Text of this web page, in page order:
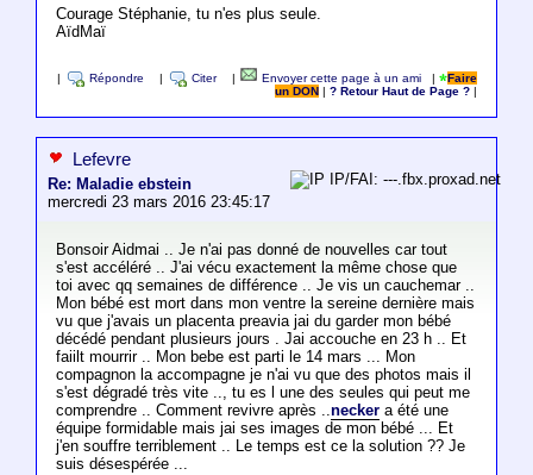
Courage Stéphanie, tu n'es plus seule.
AïdMaï
Répondre Citer Envoyer cette page à un ami |
Faire
un DON
|? Retour Haut de Page ?
Lefevre
Re: Maladie ebstein
mercredi 23 mars 2016 23:45:17
IP/FAI: ---.fbx.proxad.net
Bonsoir Aidmai .. Je n'ai pas donné de nouvelles car tout
s'est accéléré .. J'ai vécu exactement la même chose que
toi avec qq semaines de différence .. Je vis un cauchemar ..
Mon bébé est mort dans mon ventre la sereine dernière mais
vu que j'avais un placenta preavia jai du garder mon bébé
décédé pendant plusieurs jours . Jai accouche en 23 h .. Et
faiilt mourrir .. Mon bebe est parti le 14 mars ... Mon
compagnon la accompagne je n'ai vu que des photos mais il
s'est dégradé très vite .., tu es l une des seules qui peut me
comprendre .. Comment revivre après ..neckera été une
équipe formidable mais jai ses images de mon bébé ... Et
j'en souffre terriblement .. Le temps est ce la solution ?? Je
suis désespérée ...